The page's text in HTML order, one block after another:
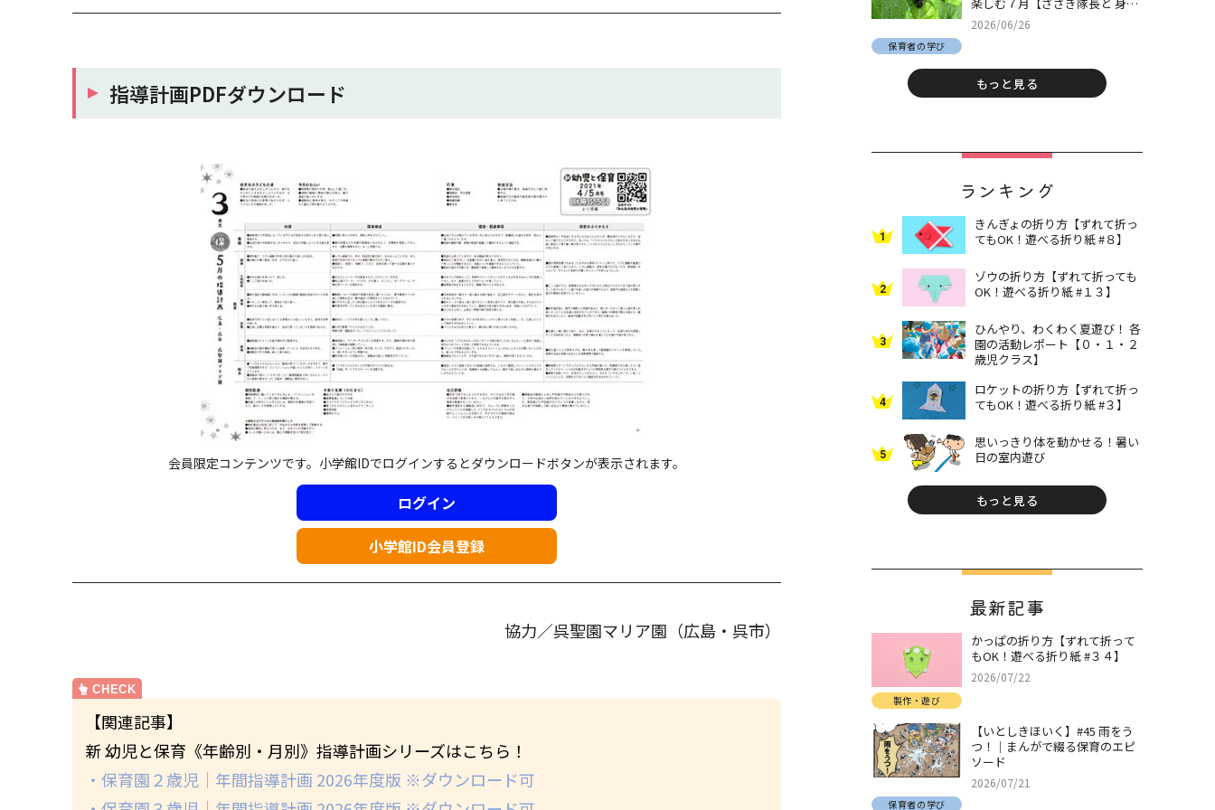
指導計画PDFダウンロード
会員限定コンテンツです。小学館IDでログインするとダウンロードボタンが表示されます。
ログイン
小学館ID会員登録
協力／呉聖園マリア園（広島・呉市）
【関連記事】
新 幼児と保育《年齢別・月別》指導計画シリーズはこちら！
・保育園２歳児｜年間指導計画 2026年度版 ※ダウンロード可
楽しむ７月【ささき隊長と 身近
な自然でとことん遊ぼう！＃
30】
2026/06/26
保育者の学び
もっと見る
ランキング
1
きんぎょの折り方【ずれて折っ
てもOK！遊べる折り紙 #８】
2
ゾウの折り方【ずれて折っても
OK！遊べる折り紙 #１３】
3
ひんやり、わくわく夏遊び！ 各
園の活動レポート【０・１・２
歳児クラス】
4
ロケットの折り方【ずれて折っ
てもOK！遊べる折り紙 #３】
5
思いっきり体を動かせる！暑い
日の室内遊び
もっと見る
最新記事
かっぱの折り方【ずれて折って
もOK！遊べる折り紙 #３４】
2026/07/22
製作・遊び
【いとしきほいく】#45 雨をう
つ！｜まんがで綴る保育のエピ
ソード
2026/07/21
保育者の学び